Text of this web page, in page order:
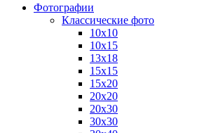
Фотографии
Классические фото
10х10
10х15
13х18
15х15
15х20
20х20
20х30
30х30